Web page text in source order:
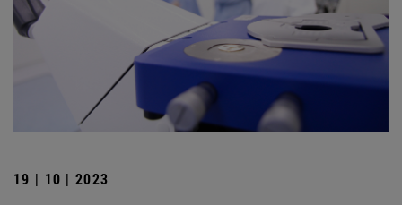
19 | 10 | 2023